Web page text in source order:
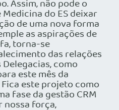
Assim, não pode o
do ES deixar
de uma nova forma
as aspirações de
torna-se
das relações
como
este mês da
este projeto como
fase da gestão CRM
nossa força,